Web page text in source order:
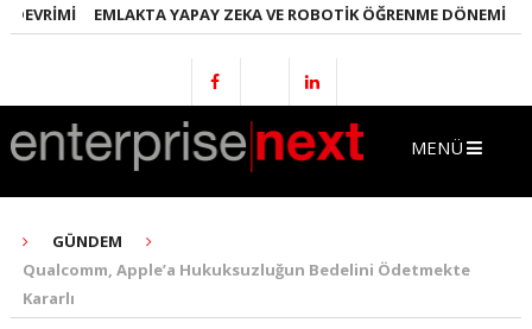
EMLAKTA YAPAY ZEKA VE ROBOTIK ÖĞRENME DÖNEMI
MENÜ
GÜNDEM
Qualcomm, Apple’a Hukuksuzluğun Bedelini Ödetmekte
Kararlı